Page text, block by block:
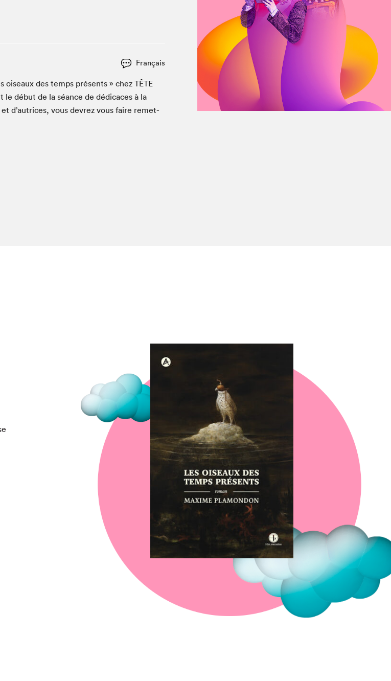
dans ta classe
scolaires Hydro-Québec
À propos du Salon
Liste des exposant·e·s
Liste des auteur·rice·s
Français
des temps présents » chezTÊTE
le début de la séance de dédi­caces à la
d’autrices, vous devrez vous faire remet­